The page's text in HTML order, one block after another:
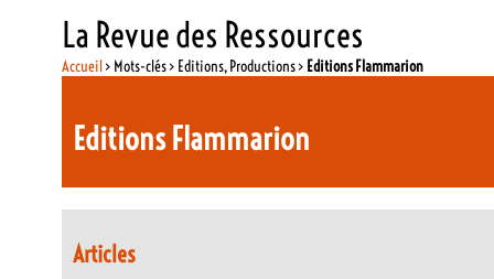
La Revue des Ressources
Accueil> Mots-clés > Editions, Productions > Editions Flammarion
Editions Flammarion
Articles